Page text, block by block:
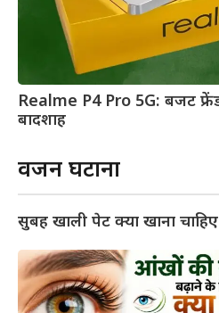
Realme P4 Pro 5G: बजट
बादशाह
वजन घटाना
सुबह खाली पेट क्या खाना